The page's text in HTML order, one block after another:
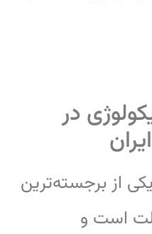
در
از برجسته‌ترین
است و